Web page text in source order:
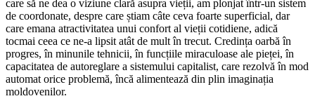
care să ne dea o viziune clară asupra vieții, am plonjat într-un sistem
de coordonate, despre care știam câte ceva foarte superficial, dar
care emana atractivitatea unui confort al vieții cotidiene, adică
tocmai ceea ce ne-a lipsit atât de mult în trecut. Credința oarbă în
progres, în minunile tehnicii, în funcțiile miraculoase ale pieței, în
capacitatea de autoreglare a sistemului capitalist, care rezolvă în mod
automat orice problemă, încă alimentează din plin imaginația
moldovenilor.